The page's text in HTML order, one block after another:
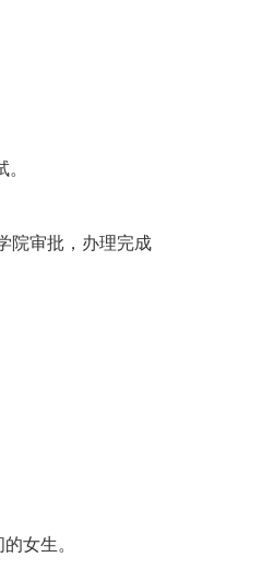
院审批，办理完成
女生。